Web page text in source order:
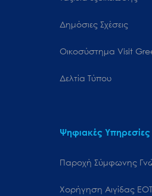
Δημόσιες Σχέσεις
Oικοσύστημα Visit
Δελτία Τύπου
Ψηφιακές Υπηρεσίες
Παροχή Σύμφωνης
Χορήγηση Αιγίδας ΕΟΤ